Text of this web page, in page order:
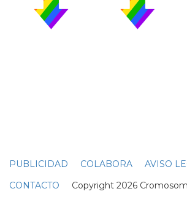
PUBLICIDAD COLABORA
AVISO
CONTACTO Copyright 2026